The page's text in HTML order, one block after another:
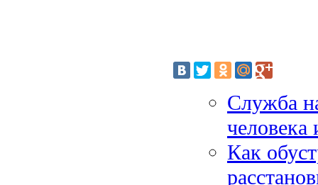
Служба
Как